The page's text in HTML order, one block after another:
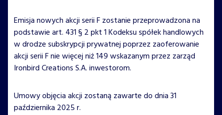
Emisja nowych akcji serii F zostanie przeprowadzona na
podstawie art. 431 § 2 pkt 1 Kodeksu spółek handlowych
w drodze subskrypcji prywatnej poprzez zaoferowanie
akcji serii F nie więcej niż 149 wskazanym przez zarząd
Ironbird Creations S.A. inwestorom.
Umowy objęcia akcji zostaną zawarte do dnia 31
października 2025 r.